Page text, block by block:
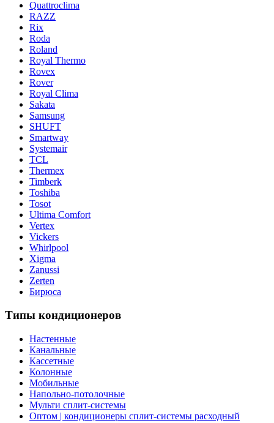
Quattroclima
RAZZ
Rix
Roda
Roland
Royal Thermo
Rovex
Rover
Royal Clima
Sakata
Samsung
SHUFT
Smartway
Systemair
TCL
Thermex
Timberk
Toshiba
Tosot
Ultima Comfort
Vertex
Vickers
Whirlpool
Xigma
Zanussi
Zerten
Бирюса
Типы кондиционеров
Настенные
Канальные
Кассетные
Колонные
Мобильные
Напольно-потолочные
Мульти сплит-системы
Оптом | кондиционеры сплит-системы расходный